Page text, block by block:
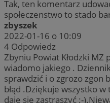
Tak, ten komentarz
społeczenstwo to stado
zbyszek
2022-01-16 o 10:09
4 Odpowiedz
Zbyniu Powiat Kłodzki MZ
wiadomo jakiego .
sprawdzić i o zgrozo zgon
błąd .Dziękuje wszystko
daje się zastraszyć :-